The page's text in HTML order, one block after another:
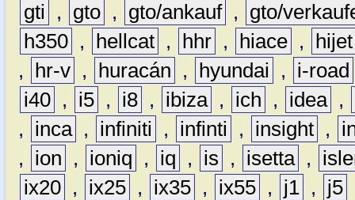
gti
, gto , gto/ankauf ,
gto/
h350 , hellcat , hhr , hiace ,
hijet
,
hr-v , huracán , hyundai ,
i-road
i40 , i5 , i8 , ibiza , ich , idea ,
,
inca , infiniti , infinti , insight ,
,
ion , ioniq , iq , is , isetta ,
ix20 , ix25 , ix35 , ix55 , j1 , j5